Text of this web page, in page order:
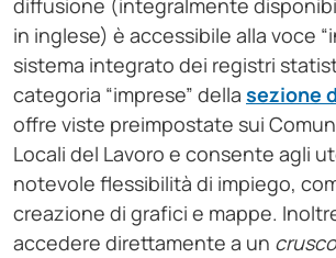
diffusione (integralmente
in inglese) è accessibile alla voce
sistema integrato dei registri
categoria “imprese” della sezione
offre viste preimpostate sui
Locali del Lavoro e consente agli
notevole flessibilità di impiego,
creazione di grafici e mappe.
accedere direttamente a un